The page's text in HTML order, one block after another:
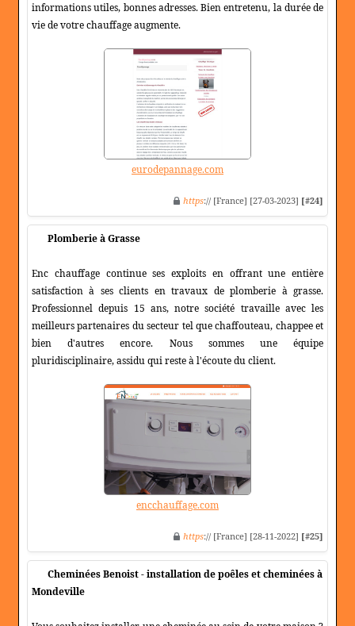
informations utiles, bonnes adresses. Bien entretenu, la durée de
vie de votre chauffage augmente.
eurodepannage.com
https:// [France] [27-03-2023] [#24]
Plomberie à Grasse
Enc chauffage continue ses exploits en offrant une entière
satisfaction à ses clients en travaux de plomberie à grasse.
Professionnel depuis 15 ans, notre société travaille avec les
meilleurs partenaires du secteur tel que chaffouteau, chappee et
bien d'autres encore. Nous sommes une équipe
pluridisciplinaire, assidu qui reste à l'écoute du client.
encchauffage.com
https:// [France] [28-11-2022] [#25]
Cheminées Benoist - installation de poêles et cheminées à
Mondeville